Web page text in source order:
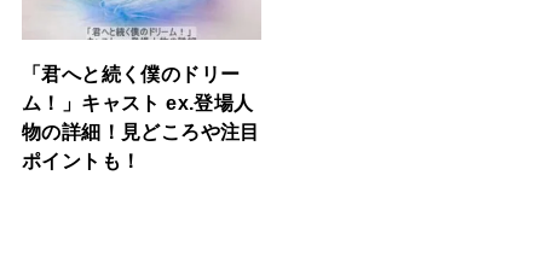
「君へと続く僕のドリー
ム！」キャスト ex.登場人
物の詳細！見どころや注目
ポイントも！